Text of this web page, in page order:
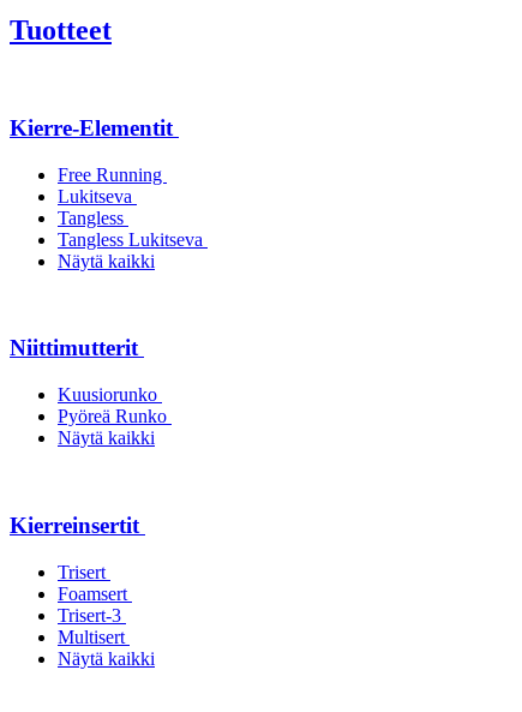
Tuotteet
Kierre-Elementit
Free Running
Lukitseva
Tangless
Tangless Lukitseva
Näytä kaikki
Niittimutterit
Kuusiorunko
Pyöreä Runko
Näytä kaikki
Kierreinsertit
Trisert
Foamsert
Trisert-3
Multisert
Näytä kaikki